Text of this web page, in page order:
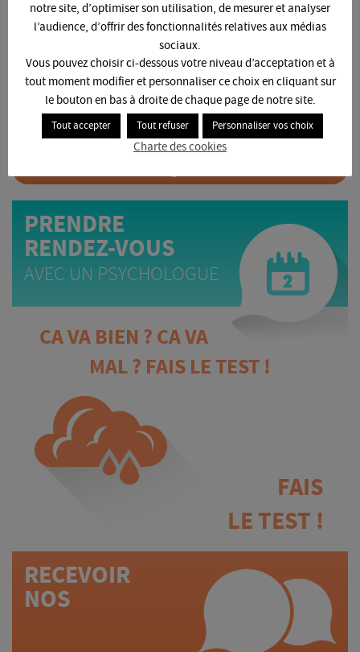
DÉJÀ 32133
personnes soutiennent la
LUTTE CONTRE LE SUICIDE DES ÉTUDIANTS
MOI AUSSI, JE SOUTIENS
PRENDRE
RENDEZ-VOUS
AVEC UN PSYCHOLOGUE
CA VA BIEN ? CA VA
MAL ? FAIS LE TEST !
FAIS
LE TEST !
RECEVOIR
NOS
notre site, d’optimiser son utilisation, de mesurer et analyser
l’audience, d’offrir des fonctionnalités relatives aux médias
sociaux.
Vous pouvez choisir ci-dessous votre niveau d’acceptation et à
tout moment modifier et personnaliser ce choix en cliquant sur
le bouton en bas à droite de chaque page de notre site.
Tout accepter Tout refuser Personnaliser vos choix
Charte des cookies